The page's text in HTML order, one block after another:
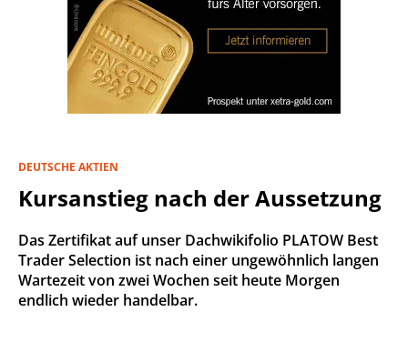
DEUTSCHE AKTIEN
Kursanstieg nach der Aussetzung
Das Zertifikat auf unser Dachwikifolio PLATOW Best
Trader Selection ist nach einer ungewöhnlich langen
Wartezeit von zwei Wochen seit heute Morgen
endlich wieder handelbar.